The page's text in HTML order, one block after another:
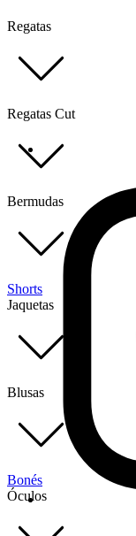
Regatas
Regatas Cut
Bermudas
Shorts
Jaquetas
Blusas
Bonés
Óculos